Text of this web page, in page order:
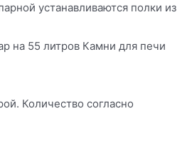
устанавливаются полки из
на 55 литров Камни для печи
Количество согласно